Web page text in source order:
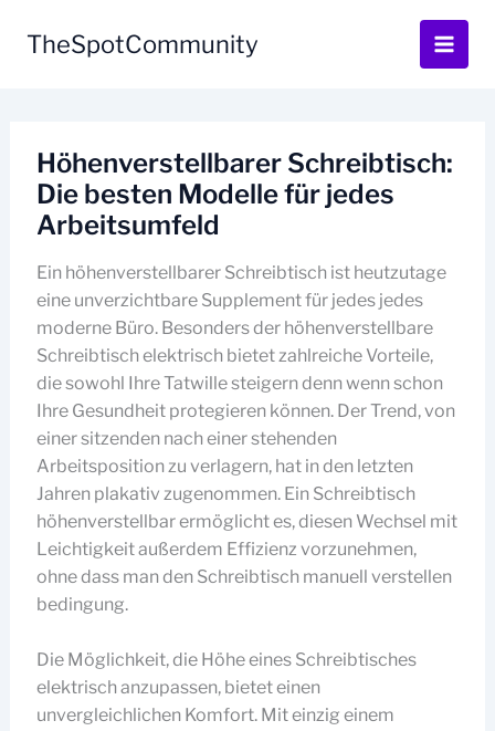
TheSpotCommunity
Höhenverstellbarer Schreibtisch:
Die besten Modelle für jedes
Arbeitsumfeld
Ein höhenverstellbarer Schreibtisch ist heutzutage
eine unverzichtbare Supplement für jedes jedes
moderne Büro. Besonders der höhenverstellbare
Schreibtisch elektrisch bietet zahlreiche Vorteile,
die sowohl Ihre Tatwille steigern denn wenn schon
Ihre Gesundheit protegieren können. Der Trend, von
einer sitzenden nach einer stehenden
Arbeitsposition zu verlagern, hat in den letzten
Jahren plakativ zugenommen. Ein Schreibtisch
höhenverstellbar ermöglicht es, diesen Wechsel mit
Leichtigkeit außerdem Effizienz vorzunehmen,
ohne dass man den Schreibtisch manuell verstellen
bedingung.
Die Möglichkeit, die Höhe eines Schreibtisches
elektrisch anzupassen, bietet einen
unvergleichlichen Komfort. Mit einzig einem